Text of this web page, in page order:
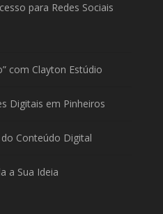
para Redes Sociais
com Clayton Estúdio
Digitais em Pinheiros
Conteúdo Digital
a Sua Ideia